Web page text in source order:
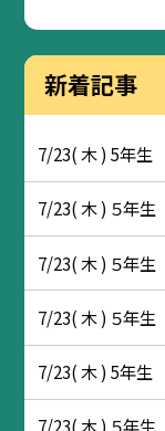
新着記事
7/23( 木 ) 5年
7/23( 木 ) ５年
7/23( 木 ) ５年
7/23( 木 ) ５年
7/23( 木 ) 5年
7/23( 木 ) ５年